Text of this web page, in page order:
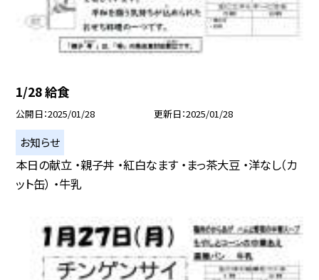
1/28 給食
公開日 2025/01/28 更新日 2025/01/28
お知らせ
本日の献立 ・親子丼 ・紅白なます ・まっ茶大豆 ・洋なし（カ
ット缶） ・牛乳